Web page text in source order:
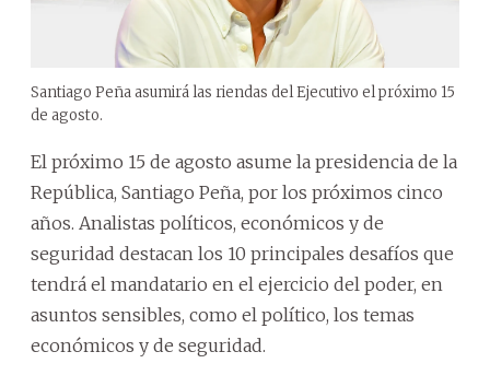
Santiago Peña asumirá las riendas del Ejecutivo el próximo 15
de agosto.
El próximo 15 de agosto asume la presidencia de la
República, Santiago Peña, por los próximos cinco
años. Analistas políticos, económicos y de
seguridad destacan los 10 principales desafíos que
tendrá el mandatario en el ejercicio del poder, en
asuntos sensibles, como el político, los temas
económicos y de seguridad.